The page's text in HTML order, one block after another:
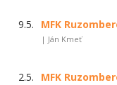
9.5. MFK
| Ján Kmeť
2.5. MFK